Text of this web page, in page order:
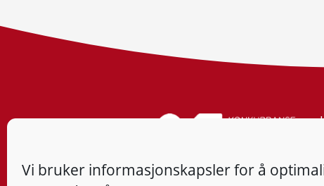
Vi bruker informasjonskapsler for å